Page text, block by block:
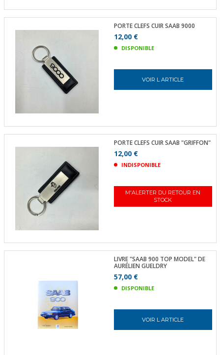
PORTE CLEFS CUIR SAAB 9000
12,00 €
DISPONIBLE
VOIR L ARTICLE
PORTE CLEFS CUIR SAAB "GRIFFON"
12,00 €
INDISPONIBLE
M'ALERTER DU RETOUR EN
STOCK
LIVRE "SAAB 900 TOP MODEL" DE
AURÉLIEN GUELDRY
57,00 €
DISPONIBLE
VOIR L ARTICLE